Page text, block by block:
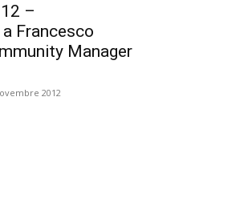
–
Francesco
Manager
2012